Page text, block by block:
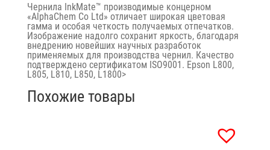
Чернила InkMate™ производимые концерном
«AlphaChem Сo Ltd» отличает широкая цветовая
гамма и особая четкость получаемых отпечатков.
Изображение надолго сохранит яркость, благодаря
внедрению новейших научных разработок
применяемых для производства чернил. Качество
подтверждено сертификатом ISO9001. Epson L800,
L805, L810, L850, L1800>
Похожие товары